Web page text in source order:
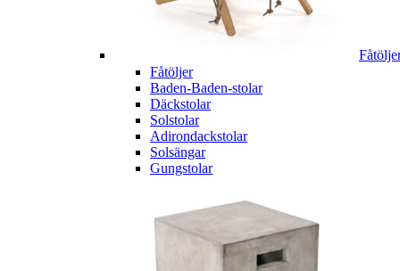
Fåtöljer
Baden-Baden-stolar
Däckstolar
Solstolar
Adirondackstolar
Solsängar
Gungstolar